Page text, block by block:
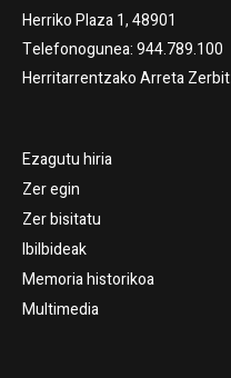
Herriko Plaza 1, 48901
Telefonogunea: 944.789.100
Herritarrentzako Arreta
Ezagutu hiria
Zer egin
Zer bisitatu
Ibilbideak
Memoria historikoa
Multimedia